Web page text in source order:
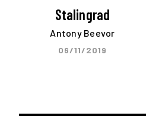
Stalingrad
Antony Beevor
06/11/2019